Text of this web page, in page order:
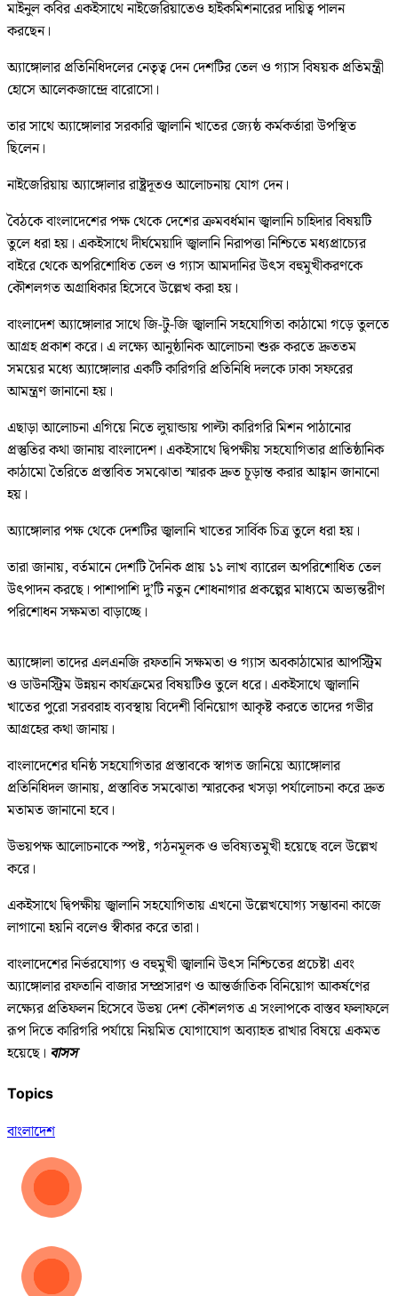
মাইনুল কবির একইসাথে নাইজেরিয়াতেও হাইকমিশনারের দায়িত্ব পালন
করছেন।
অ্যাঙ্গোলার প্রতিনিধিদলের নেতৃত্ব দেন দেশটির তেল ও গ্যাস বিষয়ক প্রতিমন্ত্রী
হোসে আলেকজান্দ্রে বারোসো।
তার সাথে অ্যাঙ্গোলার সরকারি জ্বালানি খাতের জ্যেষ্ঠ কর্মকর্তারা উপস্থিত
ছিলেন।
নাইজেরিয়ায় অ্যাঙ্গোলার রাষ্ট্রদূতও আলোচনায় যোগ দেন।
বৈঠকে বাংলাদেশের পক্ষ থেকে দেশের ক্রমবর্ধমান জ্বালানি চাহিদার বিষয়টি
তুলে ধরা হয়। একইসাথে দীর্ঘমেয়াদি জ্বালানি নিরাপত্তা নিশ্চিতে মধ্যপ্রাচ্যের
বাইরে থেকে অপরিশোধিত তেল ও গ্যাস আমদানির উৎস বহুমুখীকরণকে
কৌশলগত অগ্রাধিকার হিসেবে উল্লেখ করা হয়।
বাংলাদেশ অ্যাঙ্গোলার সাথে জি-টু-জি জ্বালানি সহযোগিতা কাঠামো গড়ে তুলতে
আগ্রহ প্রকাশ করে। এ লক্ষ্যে আনুষ্ঠানিক আলোচনা শুরু করতে দ্রুততম
সময়ের মধ্যে অ্যাঙ্গোলার একটি কারিগরি প্রতিনিধি দলকে ঢাকা সফরের
আমন্ত্রণ জানানো হয়।
এছাড়া আলোচনা এগিয়ে নিতে লুয়ান্ডায় পাল্টা কারিগরি মিশন পাঠানোর
প্রস্তুতির কথা জানায় বাংলাদেশ। একইসাথে দ্বিপক্ষীয় সহযোগিতার প্রাতিষ্ঠানিক
কাঠামো তৈরিতে প্রস্তাবিত সমঝোতা স্মারক দ্রুত চূড়ান্ত করার আহ্বান জানানো
হয়।
অ্যাঙ্গোলার পক্ষ থেকে দেশটির জ্বালানি খাতের সার্বিক চিত্র তুলে ধরা হয়।
তারা জানায়, বর্তমানে দেশটি দৈনিক প্রায় ১১ লাখ ব্যারেল অপরিশোধিত তেল
উৎপাদন করছে। পাশাপাশি দু’টি নতুন শোধনাগার প্রকল্পের মাধ্যমে অভ্যন্তরীণ
পরিশোধন সক্ষমতা বাড়াচ্ছে।
অ্যাঙ্গোলা তাদের এলএনজি রফতানি সক্ষমতা ও গ্যাস অবকাঠামোর আপস্ট্রিম
ও ডাউনস্ট্রিম উন্নয়ন কার্যক্রমের বিষয়টিও তুলে ধরে। একইসাথে জ্বালানি
খাতের পুরো সরবরাহ ব্যবস্থায় বিদেশী বিনিয়োগ আকৃষ্ট করতে তাদের গভীর
আগ্রহের কথা জানায়।
বাংলাদেশের ঘনিষ্ঠ সহযোগিতার প্রস্তাবকে স্বাগত জানিয়ে অ্যাঙ্গোলার
প্রতিনিধিদল জানায়, প্রস্তাবিত সমঝোতা স্মারকের খসড়া পর্যালোচনা করে দ্রুত
মতামত জানানো হবে।
উভয়পক্ষ আলোচনাকে স্পষ্ট, গঠনমূলক ও ভবিষ্যতমুখী হয়েছে বলে উল্লেখ
করে।
একইসাথে দ্বিপক্ষীয় জ্বালানি সহযোগিতায় এখনো উল্লেখযোগ্য সম্ভাবনা কাজে
লাগানো হয়নি বলেও স্বীকার করে তারা।
বাংলাদেশের নির্ভরযোগ্য ও বহুমুখী জ্বালানি উৎস নিশ্চিতের প্রচেষ্টা এবং
অ্যাঙ্গোলার রফতানি বাজার সম্প্রসারণ ও আন্তর্জাতিক বিনিয়োগ আকর্ষণের
লক্ষ্যের প্রতিফলন হিসেবে উভয় দেশ কৌশলগত এ সংলাপকে বাস্তব ফলাফলে
রূপ দিতে কারিগরি পর্যায়ে নিয়মিত যোগাযোগ অব্যাহত রাখার বিষয়ে একমত
হয়েছে। বাসস
Topics
বাংলাদেশ